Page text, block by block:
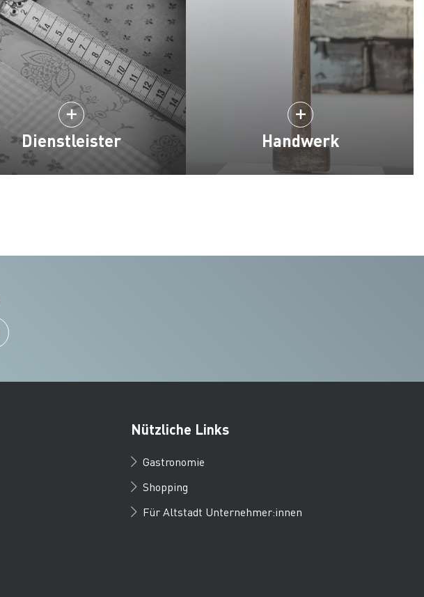
Dienstleister Handwerk
Nützliche Links
Gastronomie
Shopping
Für Altstadt Unternehmer:innen